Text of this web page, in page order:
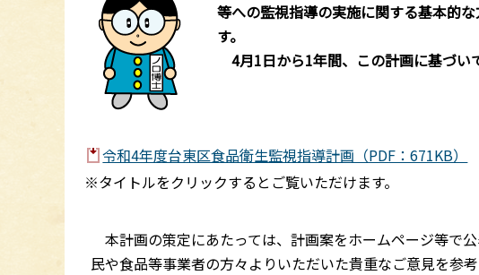
等への監視指導の実施に関する基本的
す。
4月1日から1年間、この計画に基づい
令和4年度台東区食品衛生監視指導計画（PDF：671KB）
※タイトルをクリックするとご覧いただけます。
本計画の策定にあたっては、計画案をホームページ等で
民や食品等事業者の方々よりいただいた貴重なご意見を参